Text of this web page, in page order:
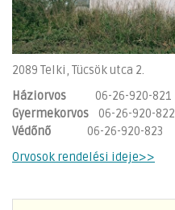
2089 Telki, Tücsök utca 2.
Háziorvos 06-26-920-821
Gyermekorvos 06-26-920-822
Védőnő 06-26-920-823
Orvosok rendelési ideje>>